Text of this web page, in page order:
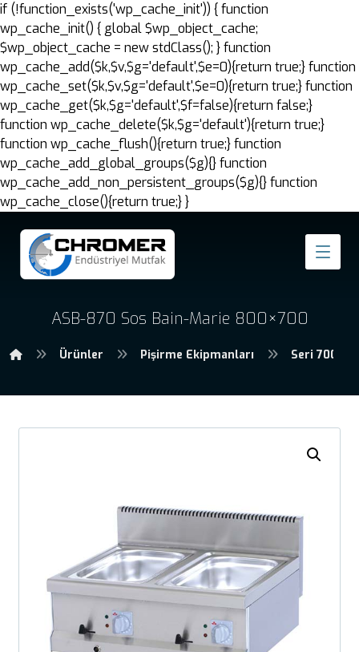
if (!function_exists('wp_cache_init')) { function
wp_cache_init() { global $wp_object_cache;
$wp_object_cache = new stdClass(); } function
wp_cache_add($k,$v,$g='default',$e=0){return true;} function
wp_cache_set($k,$v,$g='default',$e=0){return true;} function
wp_cache_get($k,$g='default',$f=false){return false;}
function wp_cache_delete($k,$g='default'){return true;}
function wp_cache_flush(){return true;} function
wp_cache_add_global_groups($g){} function
wp_cache_add_non_persistent_groups($g){} function
wp_cache_close(){return true;} }
ASB-870 Sos Bain-Marie 800×700
Ürünler Pişirme Ekipmanları Seri 700